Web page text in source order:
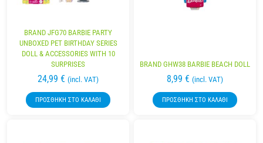
BRAND JFG70 BARBIE PARTY
UNBOXED PET BIRTHDAY SERIES
DOLL & ACCESSORIES WITH 10
SURPRISES
24,99 € (incl. VAT)
ΠΡΟΣΘΉΚΗ ΣΤΟ ΚΑΛΆΘΙ
BRAND GHW38 BARBIE BEACH DOLL
8,99 € (incl. VAT)
ΠΡΟΣΘΉΚΗ ΣΤΟ ΚΑΛΆΘΙ